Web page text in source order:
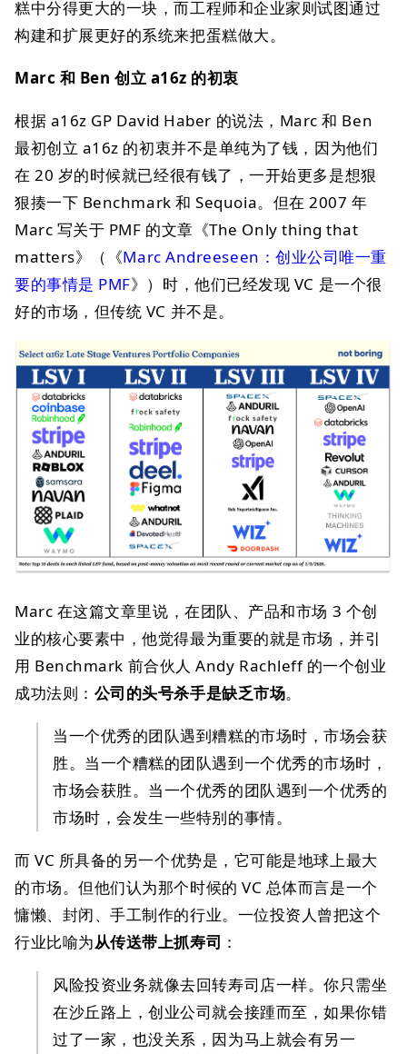
糕中分得更大的一块，而工程师和企业家则试图通过
构建和扩展更好的系统来把蛋糕做大。
Marc 和 Ben 创立 a16z 的初衷
根据 a16z GP David Haber 的说法，Marc 和 Ben
最初创立 a16z 的初衷并不是单纯为了钱，因为他们
在 20 岁的时候就已经很有钱了，一开始更多是想狠
狠揍一下 Benchmark 和 Sequoia。但在 2007 年
Marc 写关于 PMF 的文章《The Only thing that
matters》（《Marc Andreeseen：创业公司唯一重
要的事情是 PMF》）时，他们已经发现 VC 是一个很
好的市场，但传统 VC 并不是。
Marc 在这篇文章里说，在团队、产品和市场 3 个创
业的核心要素中，他觉得最为重要的就是市场，并引
用 Benchmark 前合伙人 Andy Rachleff 的一个创业
成功法则： 公司的头号杀手是缺乏市场。
当一个优秀的团队遇到糟糕的市场时，市场会获
胜。当一个糟糕的团队遇到一个优秀的市场时，
市场会获胜。当一个优秀的团队遇到一个优秀的
市场时，会发生一些特别的事情。
而 VC 所具备的另一个优势是，它可能是地球上最大
的市场。但他们认为那个时候的 VC 总体而言是一个
慵懒、封闭、手工制作的行业。一位投资人曾把这个
行业比喻为从传送带上抓寿司 ：
风险投资业务就像去回转寿司店一样。你只需坐
在沙丘路上，创业公司就会接踵而至，如果你错
过了一家，也没关系，因为马上就会有另一